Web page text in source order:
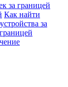
за границей
Как найти
за